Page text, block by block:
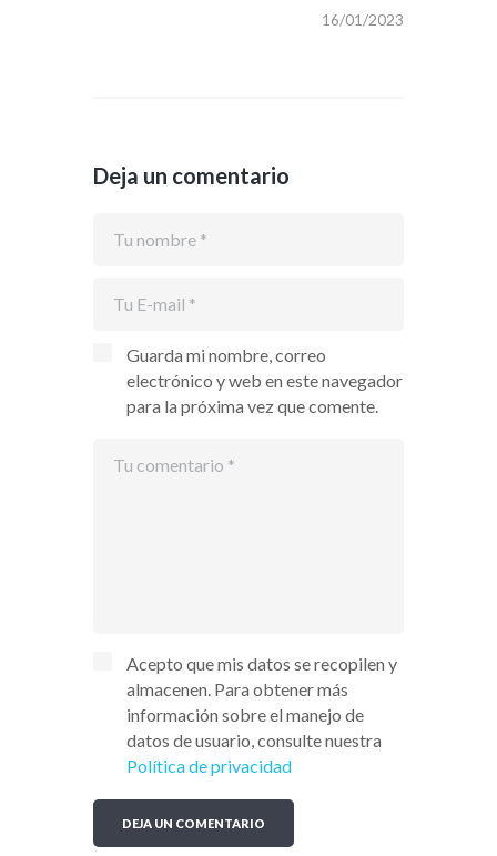
16/01/2023
Deja un comentario
Guarda mi nombre, correo
electrónico y web en este navegador
para la próxima vez que comente.
Acepto que mis datos se recopilen y
almacenen. Para obtener más
información sobre el manejo de
datos de usuario, consulte nuestra
Política de privacidad